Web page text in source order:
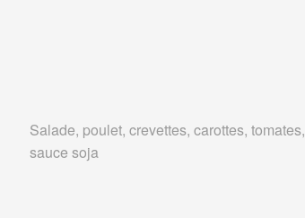
Salade, poulet, crevettes, carottes, tomates,
sauce soja